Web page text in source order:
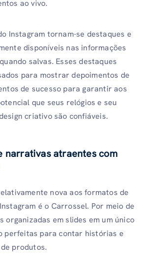
ao vivo.
Instagram tornam-se destaques e
disponíveis nas informações
salvas. Esses destaques
​​para mostrar depoimentos de
de sucesso para garantir aos
que seus relógios e seu
criativo são confiáveis.
narrativas atraentes com
nova aos formatos de
é o Carrossel. Por meio de
organizadas em slides em um único
perfeitas para contar histórias e
produtos.